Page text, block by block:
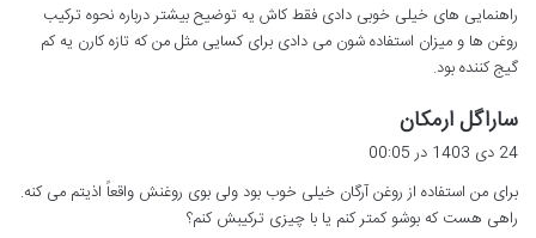
:
راهنمایی های خیلی خوبی دادی فقط کاش یه توضیح بیشتر درباره نحوه ترکیب
روغن ها و میزان استفاده شون می دادی برای کسایی مثل من که تازه کارن یه کم
گیج کننده بود.
ساراگل ارمکان
ف
:
24 دی 1403 در 00:05
برای من استفاده از روغن آرگان خیلی خوب بود ولی بوی روغنش واقعاً اذیتم می کنه.
راهی هست که بوشو کمتر کنم یا با چیزی ترکیبش کنم؟